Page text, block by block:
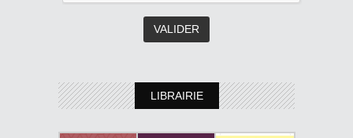
LIBRAIRIE